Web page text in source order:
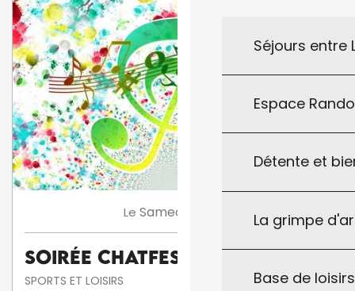
Séjours entre
Espace
Détente et
La grimpe
Base de
Le Samedi
Soirée Chatfestayres
SPORTS ET LOISIRS